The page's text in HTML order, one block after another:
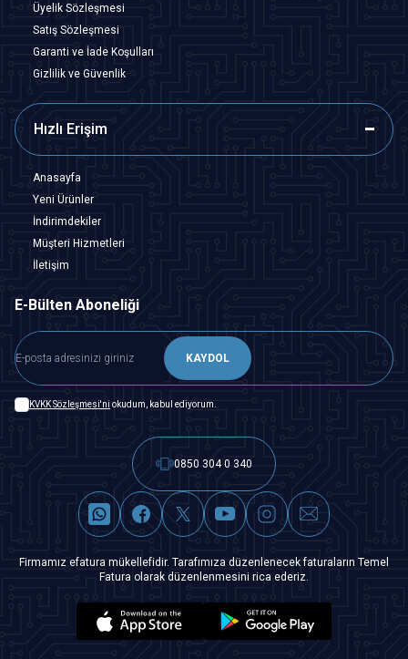
Üyelik Sözleşmesi
Satış Sözleşmesi
Garanti ve İade Koşulları
Gizlilik ve Güvenlik
Hızlı Erişim
Anasayfa
Yeni Ürünler
İndirimdekiler
Müşteri Hizmetleri
İletişim
E-Bülten Aboneliği
KAYDOL
KVKK Sözleşmesi'ni okudum, kabul ediyorum.
0850 304 0 340
Firmamız efatura mükellefidir. Tarafımıza düzenlenecek faturaların Temel
Fatura olarak düzenlenmesini rica ederiz.